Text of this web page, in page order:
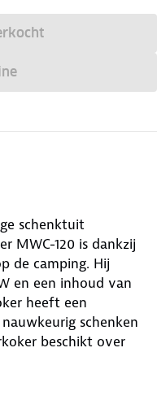
schenktuit
MWC-120 is dankzij
de camping. Hij
en een inhoud van
heeft een
schenken
beschikt over
afslag